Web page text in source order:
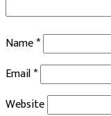
Name*
Email*
Website